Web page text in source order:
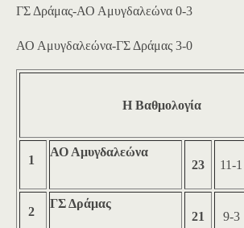
ΓΣ Δράμας-ΑΟ Αμυγδαλεώνα 0-3
ΑΟ Αμυγδαλεώνα-ΓΣ Δράμας 3-0
Η Βαθμολογία
1
ΑΟ Αμυγδαλεώνα
23
11-1
2
ΓΣ Δράμας
21
9-3